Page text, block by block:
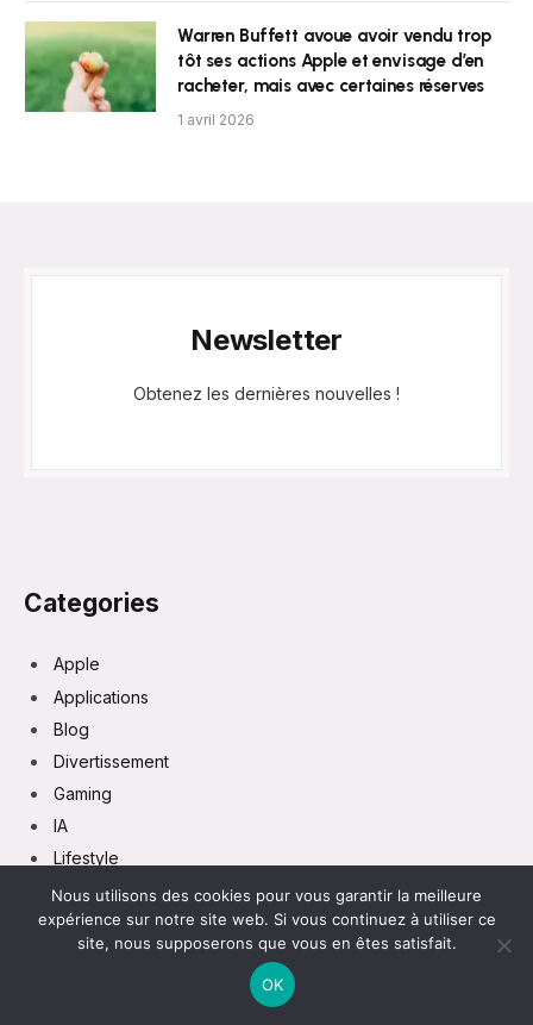
Warren Buffett avoue avoir vendu trop
tôt ses actions Apple et envisage d’en
racheter, mais avec certaines réserves
1 avril 2026
Newsletter
Obtenez les dernières nouvelles !
Categories
Apple
Applications
Blog
Divertissement
Gaming
IA
Lifestyle
Marketing
TECH
Tutoriels
Nous utilisons des cookies pour vous garantir la meilleure
expérience sur notre site web. Si vous continuez à utiliser ce
site, nous supposerons que vous en êtes satisfait.
OK